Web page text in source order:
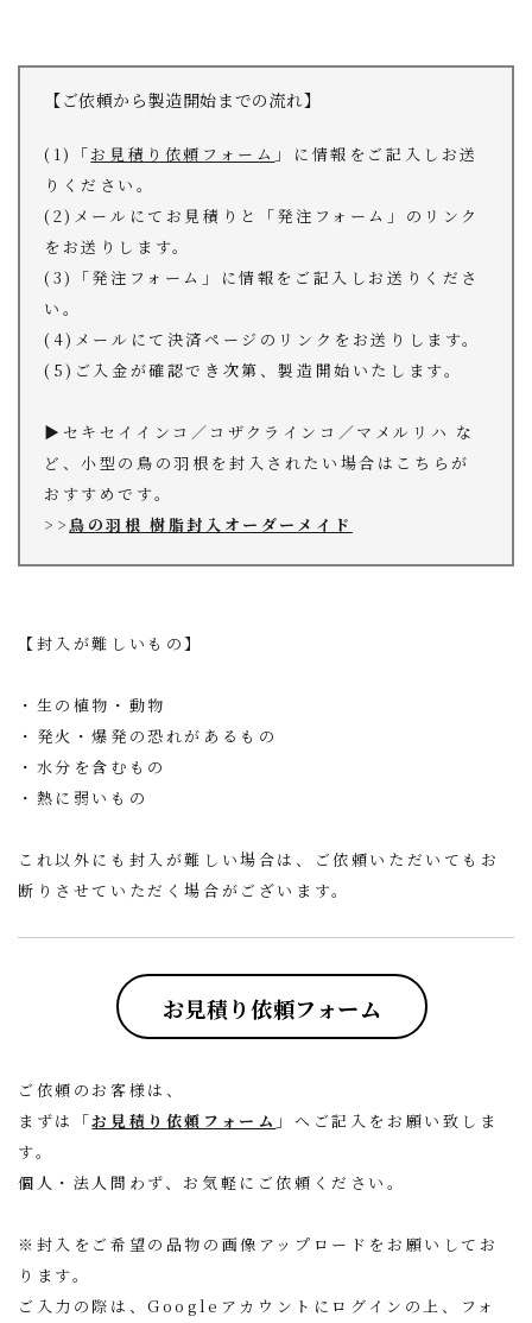
【ご依頼から製造開始までの流れ】
(1)「お見積り依頼フォーム 」に情報をご記入しお送
りください。
(2)メールにてお見積りと「発注フォーム」のリンク
をお送りします。
(3)「発注フォーム」に情報をご記入しお送りくださ
い。
(4)メールにて決済ページのリンクをお送りします。
(5)ご入金が確認でき次第、製造開始いたします。
▶︎セキセイインコ／コザクラインコ／マメルリハ な
ど、小型の鳥の羽根を封入されたい場合はこちらが
おすすめです。
>>鳥の羽根 樹脂封入オーダーメイド
【封入が難しいもの】
・生の植物・動物
・発火・爆発の恐れがあるもの
・水分を含むもの
・熱に弱いもの
これ以外にも封入が難しい場合は、ご依頼いただいてもお
断りさせていただく場合がございます。
お見積り依頼フォーム
ご依頼のお客様は、
まずは「お見積り依頼フォーム 」へご記入をお願い致しま
す。
個人・法人問わず、お気軽にご依頼ください。
※封入をご希望の品物の画像アップロードをお願いしてお
ります。
ご入力の際は、Googleアカウントにログインの上、フォ